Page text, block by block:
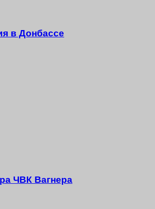
в Донбассе
ЧВК Вагнера